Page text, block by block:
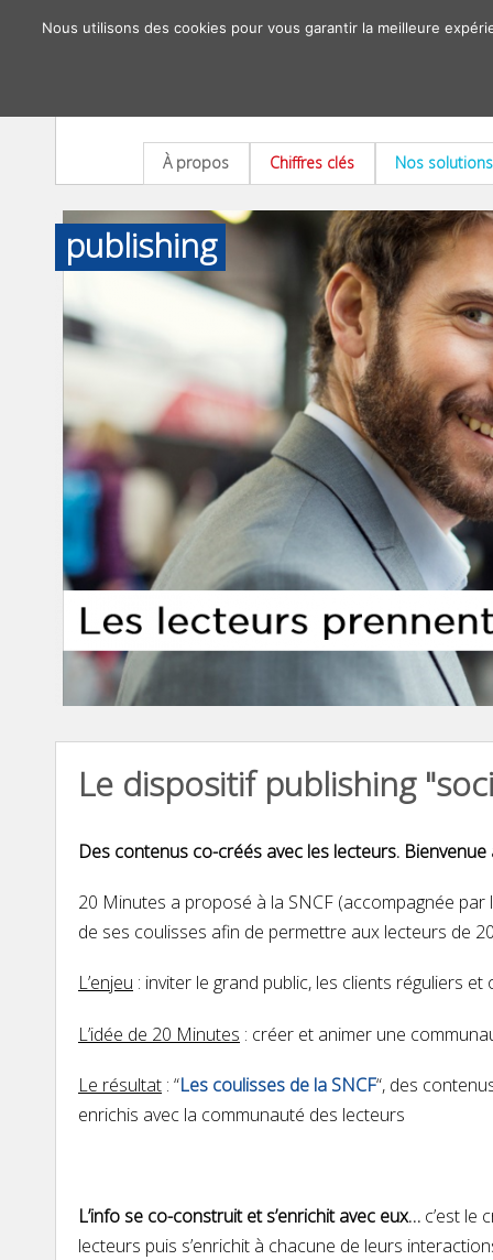
À propos Chiffres clés Nos solutions
publishing
Le dispositif publishing
Des contenus co-créés avec les lecteurs.
20 Minutes a proposé à la SNCF (accompagnée
de ses coulisses afin de permettre aux lecteurs de
L’enjeu : inviter le grand public, les clients réguliers
L’idée de 20 Minutes : créer et animer une
Le résultat : “Les coulisses de la SNCF“, des
enrichis avec la communauté des lecteurs
L’info se co-construit et s’enrichit avec eux… c’est le
lecteurs puis s’enrichit à chacune de leurs
Nous utilisons des cookies pour vous garantir la meilleure